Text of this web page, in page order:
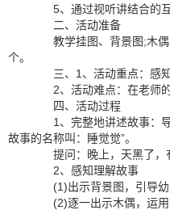
5、通过视听讲结合的互
二、活动准备
教学挂图、背景图;木偶
个。
三、1、活动重点：感知
2、活动难点：在老师的
四、活动过程
1、完整地讲述故事：导
故事的名称叫：睡觉觉”。
提问：晚上，天黑了，
2、感知理解故事
(1)出示背景图，引导幼
(2)逐一出示木偶，运用